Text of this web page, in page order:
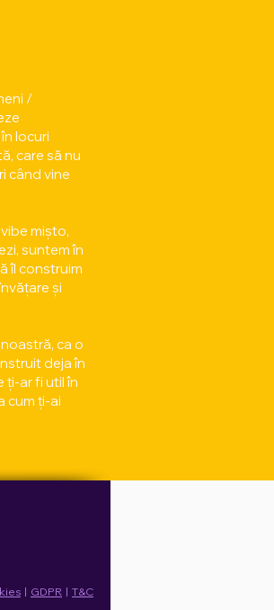
/
locuri
care să nu
când vine
mișto,
suntem în
îl construim
și
ca o
deja în
ți-ar fi util în
cum ți-ai
| GDPR | T&C